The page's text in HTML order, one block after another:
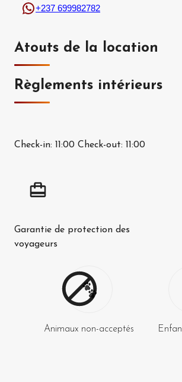
+237 699982782
Atouts de la location
Règlements intérieurs
Check-in: 11:00 Check-out: 11:00
Garantie de protection des
voyageurs
Animaux non-acceptés